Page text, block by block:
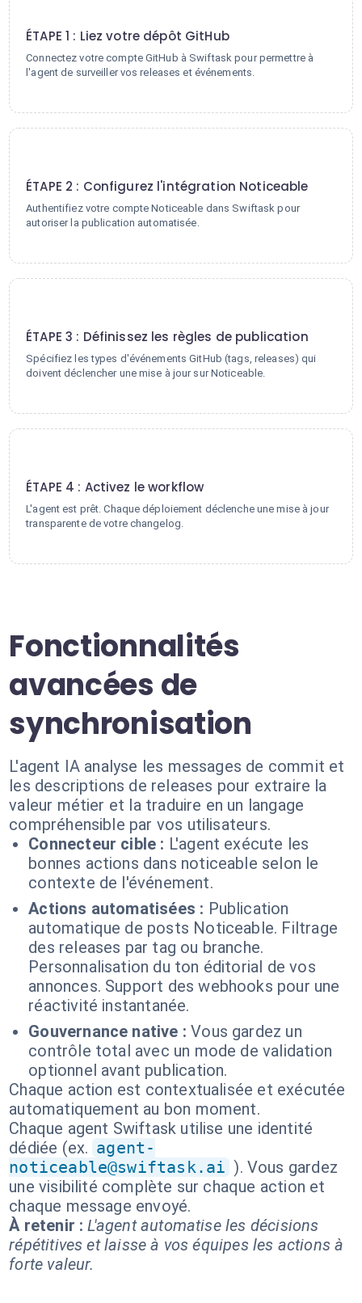
ÉTAPE 1 : Liez votre dépôt GitHub
Connectez votre compte GitHub à Swiftask pour permettre à
l'agent de surveiller vos releases et événements.
ÉTAPE 2 : Configurez l'intégration Noticeable
Authentifiez votre compte Noticeable dans Swiftask pour
autoriser la publication automatisée.
ÉTAPE 3 : Définissez les règles de publication
Spécifiez les types d'événements GitHub (tags, releases) qui
doivent déclencher une mise à jour sur Noticeable.
ÉTAPE 4 : Activez le workflow
L'agent est prêt. Chaque déploiement déclenche une mise à jour
transparente de votre changelog.
Fonctionnalités
avancées de
synchronisation
L'agent IA analyse les messages de commit et
les descriptions de releases pour extraire la
valeur métier et la traduire en un langage
compréhensible par vos utilisateurs.
Connecteur cible : L'agent exécute les
bonnes actions dans noticeable selon le
contexte de l'événement.
Actions automatisées : Publication
automatique de posts Noticeable. Filtrage
des releases par tag ou branche.
Personnalisation du ton éditorial de vos
annonces. Support des webhooks pour une
réactivité instantanée.
Gouvernance native : Vous gardez un
contrôle total avec un mode de validation
optionnel avant publication.
Chaque action est contextualisée et exécutée
automatiquement au bon moment.
Chaque agent Swiftask utilise une identité
dédiée (ex. agent-
noticeable@swiftask.ai ). Vous gardez
une visibilité complète sur chaque action et
chaque message envoyé.
À retenir : L'agent automatise les décisions
répétitives et laisse à vos équipes les actions à
forte valeur.